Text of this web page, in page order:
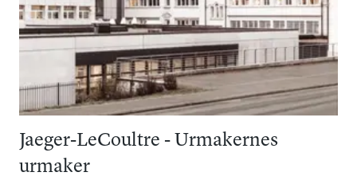
Jaeger-LeCoultre - Urmakernes
urmaker